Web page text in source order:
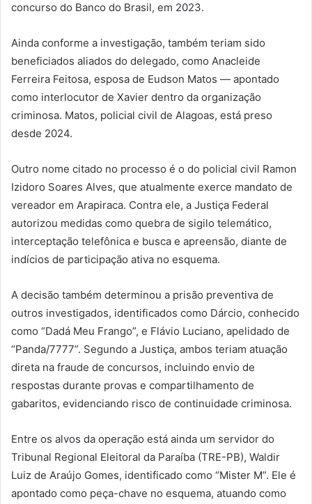
concurso do Banco do Brasil, em 2023.
Ainda conforme a investigação, também teriam sido
beneficiados aliados do delegado, como Anacleide
Ferreira Feitosa, esposa de Eudson Matos — apontado
como interlocutor de Xavier dentro da organização
criminosa. Matos, policial civil de Alagoas, está preso
desde 2024.
Outro nome citado no processo é o do policial civil Ramon
Izidoro Soares Alves, que atualmente exerce mandato de
vereador em Arapiraca. Contra ele, a Justiça Federal
autorizou medidas como quebra de sigilo telemático,
interceptação telefônica e busca e apreensão, diante de
indícios de participação ativa no esquema.
A decisão também determinou a prisão preventiva de
outros investigados, identificados como Dárcio, conhecido
como “Dadá Meu Frango”, e Flávio Luciano, apelidado de
“Panda/7777”. Segundo a Justiça, ambos teriam atuação
direta na fraude de concursos, incluindo envio de
respostas durante provas e compartilhamento de
gabaritos, evidenciando risco de continuidade criminosa.
Entre os alvos da operação está ainda um servidor do
Tribunal Regional Eleitoral da Paraíba (TRE-PB), Waldir
Luiz de Araújo Gomes, identificado como “Mister M”. Ele é
apontado como peça-chave no esquema, atuando como